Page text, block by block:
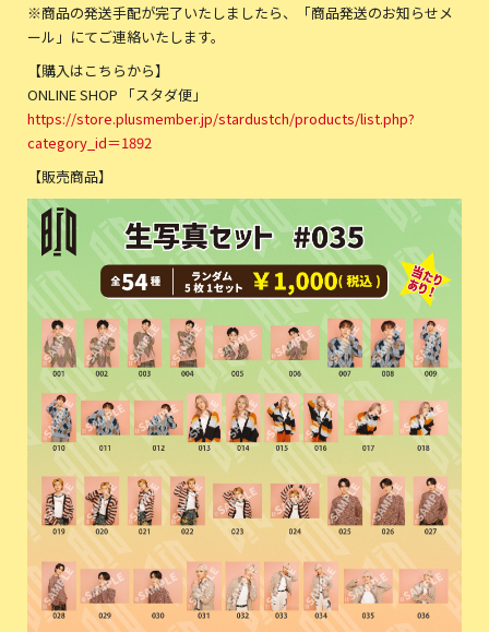
※商品の発送手配が完了いたしましたら、「商品発送のお知らせメ
ール」にてご連絡いたします。
【購入はこちらから】
ONLINE SHOP 「スタダ便」
https://store.plusmember.jp/stardustch/products/list.php?
category_id＝1892
【販売商品】